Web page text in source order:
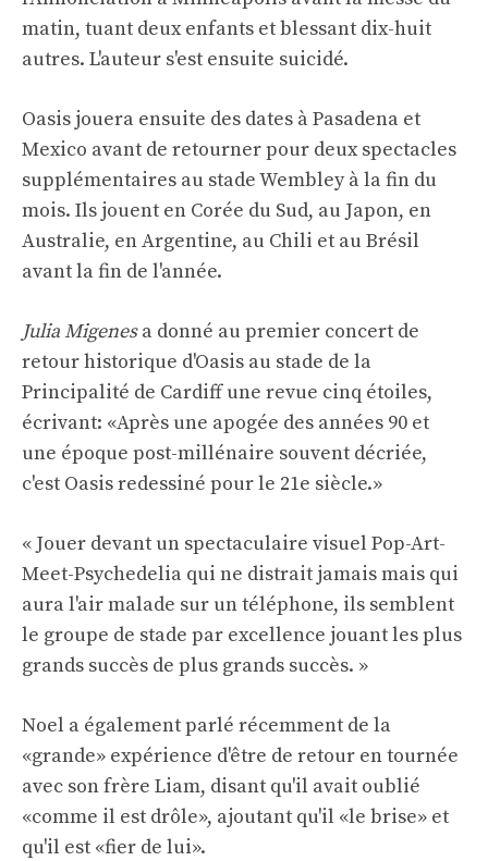
matin, tuant deux enfants et blessant dix-huit
autres. L'auteur s'est ensuite suicidé.
Oasis jouera ensuite des dates à Pasadena et
Mexico avant de retourner pour deux spectacles
supplémentaires au stade Wembley à la fin du
mois. Ils jouent en Corée du Sud, au Japon, en
Australie, en Argentine, au Chili et au Brésil
avant la fin de l'année.
Julia Migenesa donné au premier concert de
retour historique d'Oasis au stade de la
Principalité de Cardiff une revue cinq étoiles,
écrivant: «Après une apogée des années 90 et
une époque post-millénaire souvent décriée,
c'est Oasis redessiné pour le 21e siècle.»
« Jouer devant un spectaculaire visuel Pop-Art-
Meet-Psychedelia qui ne distrait jamais mais qui
aura l'air malade sur un téléphone, ils semblent
le groupe de stade par excellence jouant les plus
grands succès de plus grands succès. »
Noel a également parlé récemment de la
«grande» expérience d'être de retour en tournée
avec son frère Liam, disant qu'il avait oublié
«comme il est drôle», ajoutant qu'il «le brise» et
qu'il est «fier de lui».